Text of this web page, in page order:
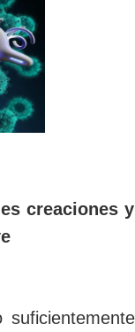
creaciones